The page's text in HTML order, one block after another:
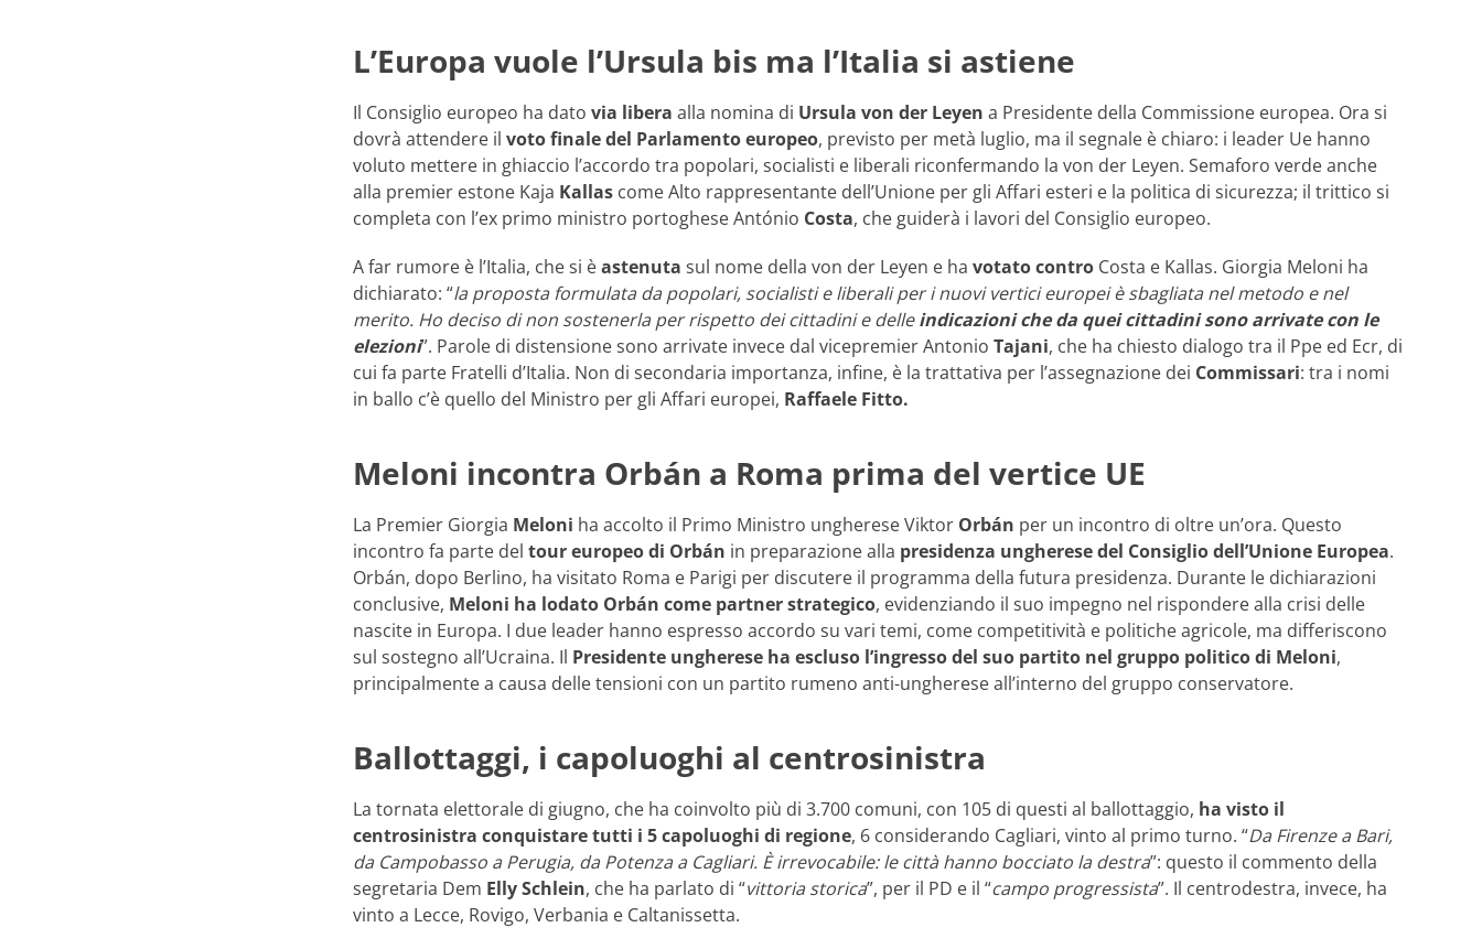
L’Europa vuole l’Ursula bis ma l’Italia si astiene
Il Consiglio europeo ha dato via libera alla nomina di Ursula von der Leyen a Presidente della Commissione europea. Ora si
dovrà attendere il voto finale del Parlamento europeo, previsto per metà luglio, ma il segnale è chiaro: i leader Ue hanno
voluto mettere in ghiaccio l’accordo tra popolari, socialisti e liberali riconfermando la von der Leyen. Semaforo verde anche
alla premier estone Kaja Kallas come Alto rappresentante dell’Unione per gli Affari esteri e la politica di sicurezza; il trittico si
completa con l’ex primo ministro portoghese António Costa, che guiderà i lavori del Consiglio europeo.
A far rumore è l’Italia, che si èastenuta sul nome della von der Leyen e ha votato contro Costa e Kallas. Giorgia Meloni ha
dichiarato: “la proposta formulata da popolari, socialisti e liberali per i nuovi vertici europei è sbagliata nel metodo e nel
merito. Ho deciso di non sostenerla per rispetto dei cittadini e delleindicazioni che da quei cittadini sono arrivate con le
elezioni”. Parole di distensione sono arrivate invece dal vicepremier Antonio Tajani, che ha chiesto dialogo tra il Ppe ed Ecr, di
cui fa parte Fratelli d’Italia. Non di secondaria importanza, infine, è la trattativa per l’assegnazione dei Commissari: tra i nomi
in ballo c’è quello del Ministro per gli Affari europei, Raffaele Fitto.
Meloni incontra Orbán a Roma prima del vertice UE
La Premier Giorgia Meloni ha accolto il Primo Ministro ungherese Viktor Orbán per un incontro di oltre un’ora. Questo
incontro fa parte del tour europeo di Orbán in preparazione alla presidenza ungheresedel Consiglio dell’Unione Europea.
Orbán, dopo Berlino, ha visitato Roma e Parigi per discutere il programma della futura presidenza. Durante le dichiarazioni
conclusive, Meloni ha lodato Orbán come partner strategico, evidenziando il suo impegno nel rispondere alla crisi delle
nascite in Europa. I due leader hanno espresso accordo su vari temi, come competitività e politiche agricole, ma differiscono
sul sostegno all’Ucraina. Il Presidente ungherese ha escluso l’ingresso del suo partito nel gruppo politico di Meloni,
principalmente a causa delle tensioni con un partito rumeno anti-ungherese all’interno del gruppo conservatore.
Ballottaggi, i capoluoghi al centrosinistra
La tornata elettorale di giugno, che ha coinvolto più di 3.700 comuni, con 105 di questi al ballottaggio, ha visto il
centrosinistra conquistare tutti i 5 capoluoghi di regione, 6 considerando Cagliari, vinto al primo turno. “Da Firenze a Bari,
da Campobasso a Perugia, da Potenza a Cagliari. È irrevocabile: le città hanno bocciato la destra”: questo il commento della
segretaria Dem Elly Schlein, che ha parlato di “vittoria storica”, per il PD e il “campo progressista”. Il centrodestra, invece, ha
vinto a Lecce, Rovigo, Verbania e Caltanissetta.